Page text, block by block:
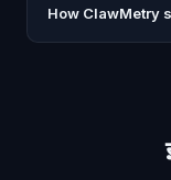
How ClawMetry